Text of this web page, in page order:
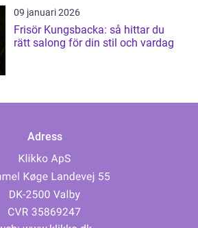
09 januari 2026
Frisör Kungsbacka: så hittar du
rätt salong för din stil och vardag
Adress